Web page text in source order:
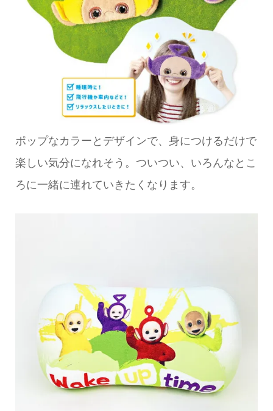
ポップなカラーとデザインで、身につけるだけで
楽しい気分になれそう。ついつい、いろんなとこ
ろに一緒に連れていきたくなります。